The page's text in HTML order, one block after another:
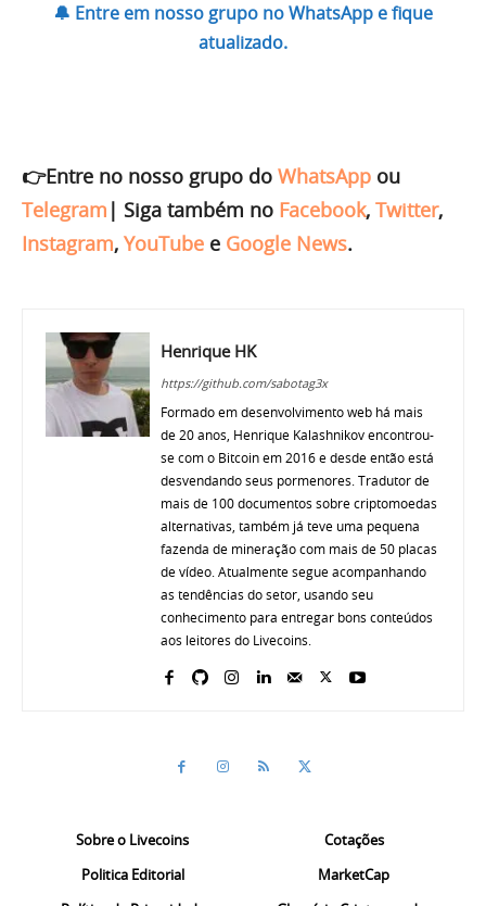
🔔 Entre em nosso grupo no WhatsApp e fique
atualizado.
👉Entre no nosso grupo do WhatsApp ou
Telegram | Siga também no Facebook, Twitter,
Instagram, YouTube e Google News.
Henrique HK
https://github.com/sabotag3x
Formado em desenvolvimento web há mais
de 20 anos, Henrique Kalashnikov encontrou-
se com o Bitcoin em 2016 e desde então está
desvendando seus pormenores. Tradutor de
mais de 100 documentos sobre criptomoedas
alternativas, também já teve uma pequena
fazenda de mineração com mais de 50 placas
de vídeo. Atualmente segue acompanhando
as tendências do setor, usando seu
conhecimento para entregar bons conteúdos
aos leitores do Livecoins.
Sobre o Livecoins
Politica Editorial
Cotações
MarketCap